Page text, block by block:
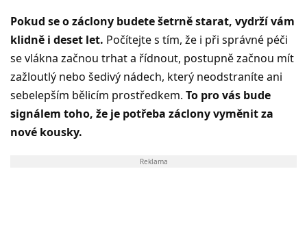
Pokud se o záclony budete šetrně starat, vydrží vám
klidně i deset let. Počítejte s tím, že i při správné péči
se vlákna začnou trhat a řídnout, postupně začnou mít
zažloutlý nebo šedivý nádech, který neodstraníte ani
sebelepším bělicím prostředkem. To pro vás bude
signálem toho, že je potřeba záclony vyměnit za
nové kousky.
Reklama